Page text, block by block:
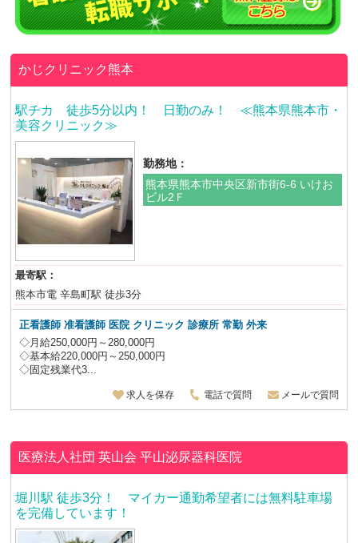
かじクリニック熊本
駅チカ 徒歩5分以内！ 日勤のみ！ ≪熊本県熊本市・
美容クリニック≫
勤務地：
熊本県熊本市中央区新市街6-6 いけお
ビル2Ｆ
最寄駅：
熊本市電 辛島町駅 徒歩3分
正看護師 准看護師 医院 クリニック 診療所 常勤 外来
◇月給250,000円～280,000円
◇基本給220,000円～250,000円
◇固定残業代3...
求人を保存 電話で質問 メールで質問
医療法人社団 英山会平山泌尿器科医院
堀川駅 徒歩3分！ マイカー通勤希望者には無料駐車場
を完備しています！